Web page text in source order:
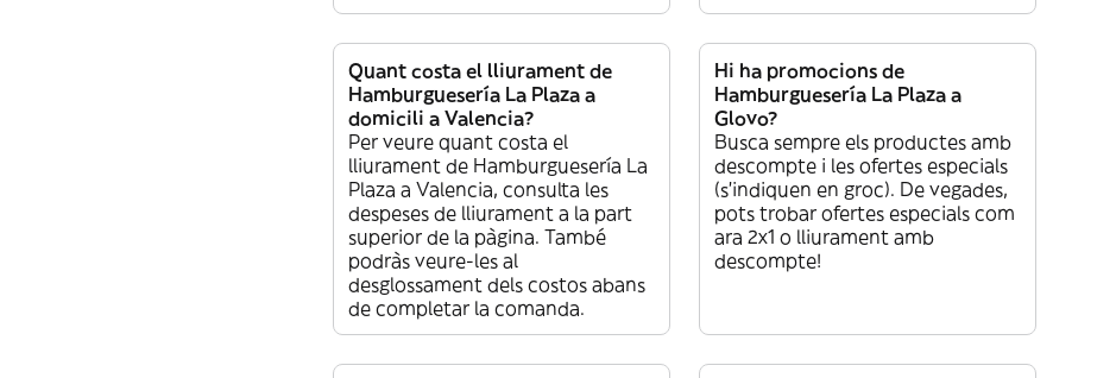
Quant costa el lliurament de
Hamburguesería La Plaza a
domicili a Valencia?
Per veure quant costa el
lliurament de Hamburguesería La
Plaza a Valencia, consulta les
despeses de lliurament a la part
superior de la pàgina. També
podràs veure-les al
desglossament dels costos abans
de completar la comanda.
Hi ha promocions de
Hamburguesería La Plaza a
Glovo?
Busca sempre els productes amb
descompte i les ofertes especials
(s’indiquen en groc). De vegades,
pots trobar ofertes especials com
ara 2x1 o lliurament amb
descompte!